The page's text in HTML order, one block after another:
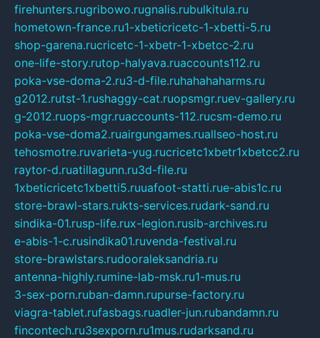
firehunters.rugribowo.rugnalis.rubulkitula.ru
hometown-france.ru1-xbeticricetc-1-xbetti-5.ru
shop-garena.rucricetc-1-xbetr-1-xbetcc-2.ru
one-life-story.rutop-halyava.ruaccounts112.ru
poka-vse-doma-2.ru3-d-file.ruhahahaharms.ru
g2012.rutst-1.rushaggy-cat.ruopsmgr.ruev-gallery.ru
g-2012.ruops-mgr.ruaccounts-112.rucsm-demo.ru
poka-vse-doma2.ruairgungames.ruallseo-host.ru
tehosmotre.ruvarieta-yug.rucricetc1xbetr1xbetcc2.ru
raytor-d.ruatillagunn.ru3d-file.ru
1xbeticricetc1xbetti5.ruuafoot-statti.rue-abis1c.ru
store-brawl-stars.rukts-services.rudark-sand.ru
sindika-01.rusp-life.rux-legion.rusib-archives.ru
e-abis-1-c.rusindika01.ruvenda-festival.ru
store-brawlstars.rudooraleksandria.ru
antenna-highly.rumine-lab-msk.ru1-mus.ru
3-sex-porn.ruban-damn.rupurse-factory.ru
viagra-tablet.rufasbags.ruadler-jun.rubandamn.ru
fincontech.ru3sexporn.ru1mus.rudarksand.ru